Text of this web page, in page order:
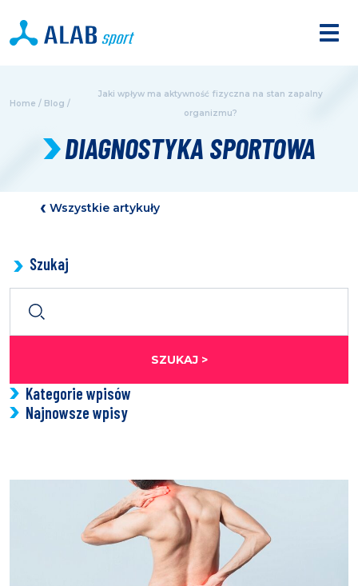
Wszystkie artykuły
Home / Blog /
Jaki wpływ ma aktywność fizyczna na stan zapalny
organizmu?
DIAGNOSTYKA SPORTOWA
Szukaj
SZUKAJ >
Kategorie wpisów
Najnowsze wpisy